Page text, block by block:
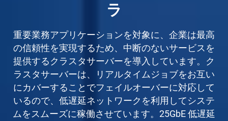
ラ
重要業務アプリケーションを対象に、企業は最高
の信頼性を実現するため、中断のないサービスを
提供するクラスタサーバーを導入しています。ク
ラスタサーバーは、リアルタイムジョブをお互い
にカバーすることでフェイルオーバーに対応して
いるので、低遅延ネットワークを利用してシステ
ムをスムーズに稼働させています。25GbE 低遅延